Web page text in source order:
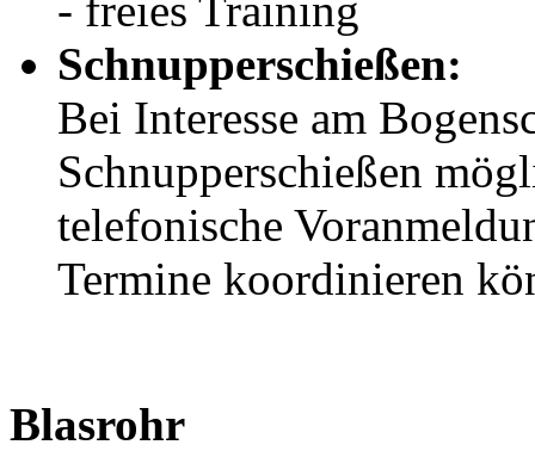
Schnupperschießen:
Bei Interesse am
Schnupperschießen
telefonische
Termine koordinieren
Blasrohr